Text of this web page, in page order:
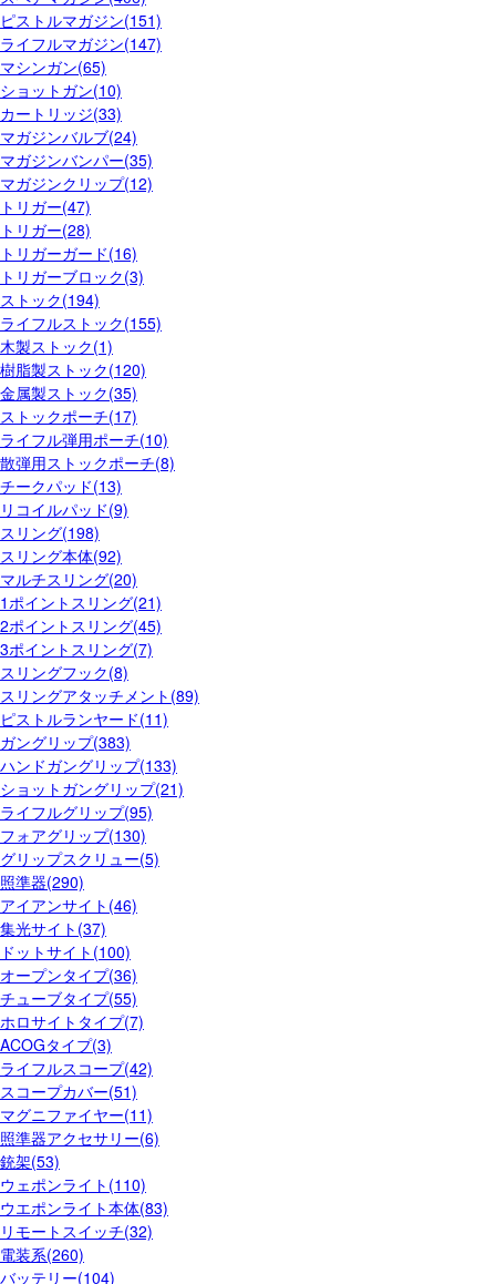
ピストルマガジン(151)
ライフルマガジン(147)
マシンガン(65)
ショットガン(10)
カートリッジ(33)
マガジンバルブ(24)
マガジンバンパー(35)
マガジンクリップ(12)
トリガー(47)
トリガー(28)
トリガーガード(16)
トリガーブロック(3)
ストック(194)
ライフルストック(155)
木製ストック(1)
樹脂製ストック(120)
金属製ストック(35)
ストックポーチ(17)
ライフル弾用ポーチ(10)
散弾用ストックポーチ(8)
チークパッド(13)
リコイルパッド(9)
スリング(198)
スリング本体(92)
マルチスリング(20)
1ポイントスリング(21)
2ポイントスリング(45)
3ポイントスリング(7)
スリングフック(8)
スリングアタッチメント(89)
ピストルランヤード(11)
ガングリップ(383)
ハンドガングリップ(133)
ショットガングリップ(21)
ライフルグリップ(95)
フォアグリップ(130)
グリップスクリュー(5)
照準器(290)
アイアンサイト(46)
集光サイト(37)
ドットサイト(100)
オープンタイプ(36)
チューブタイプ(55)
ホロサイトタイプ(7)
ACOGタイプ(3)
ライフルスコープ(42)
スコープカバー(51)
マグニファイヤー(11)
照準器アクセサリー(6)
銃架(53)
ウェポンライト(110)
ウエポンライト本体(83)
リモートスイッチ(32)
電装系(260)
バッテリー(104)